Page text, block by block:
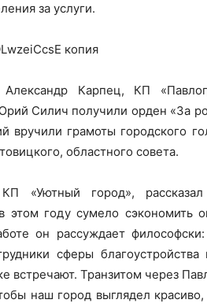
за услуги.
Карпец, КП
Силич получили орден «За
вручили грамоты городского
областного совета.
«Уютный город», рассказал
этом году сумело сэкономить
он рассуждает
сферы благоустройства
встречают. Транзитом через
наш город выглядел